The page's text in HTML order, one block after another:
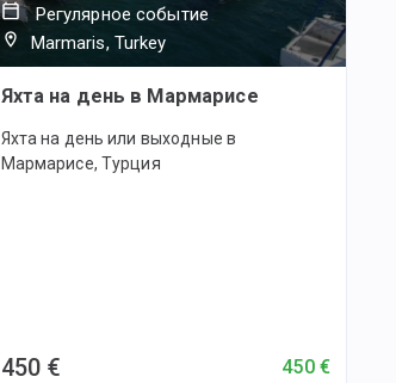
Регулярное событие
Marmaris, Turkey
Яхта на день в Мармарисе
Яхта на день или выходные в
Мармарисе, Турция
450 € 450 €